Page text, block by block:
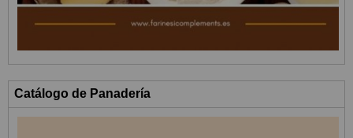
Catálogo de Panadería